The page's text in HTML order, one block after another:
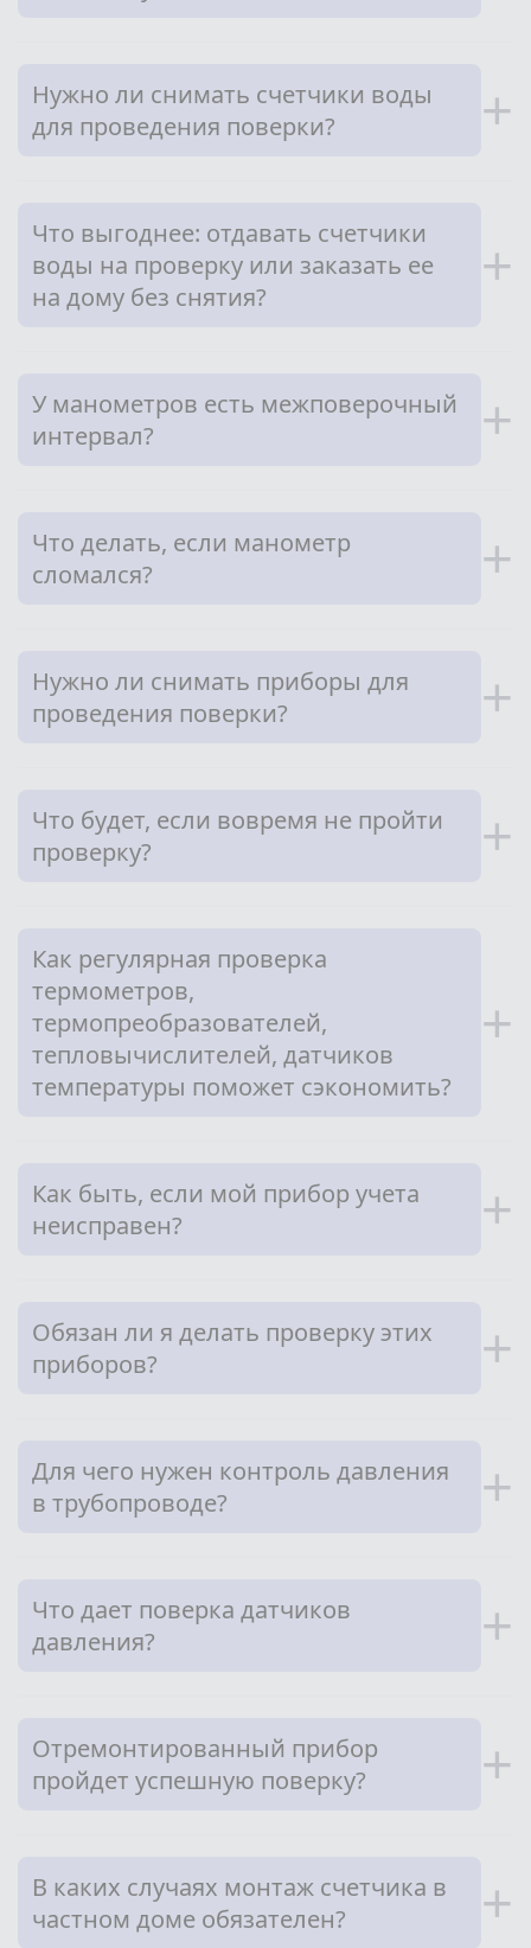
Нужно ли снимать счетчики воды
для проведения поверки?
+
Что выгоднее: отдавать счетчики
воды на проверку или заказать ее
на дому без снятия?
+
У манометров есть межповерочный
интервал?
+
Что делать, если манометр
сломался?
+
Нужно ли снимать приборы для
проведения поверки?
+
Что будет, если вовремя не пройти
проверку?
+
Как регулярная проверка
термометров,
термопреобразователей,
тепловычислителей, датчиков
температуры поможет сэкономить?
+
Как быть, если мой прибор учета
неисправен?
+
Обязан ли я делать проверку этих
приборов?
+
Для чего нужен контроль давления
в трубопроводе?
+
Что дает поверка датчиков
давления?
+
Отремонтированный прибор
пройдет успешную поверку?
+
В каких случаях монтаж счетчика в
частном доме обязателен?
+